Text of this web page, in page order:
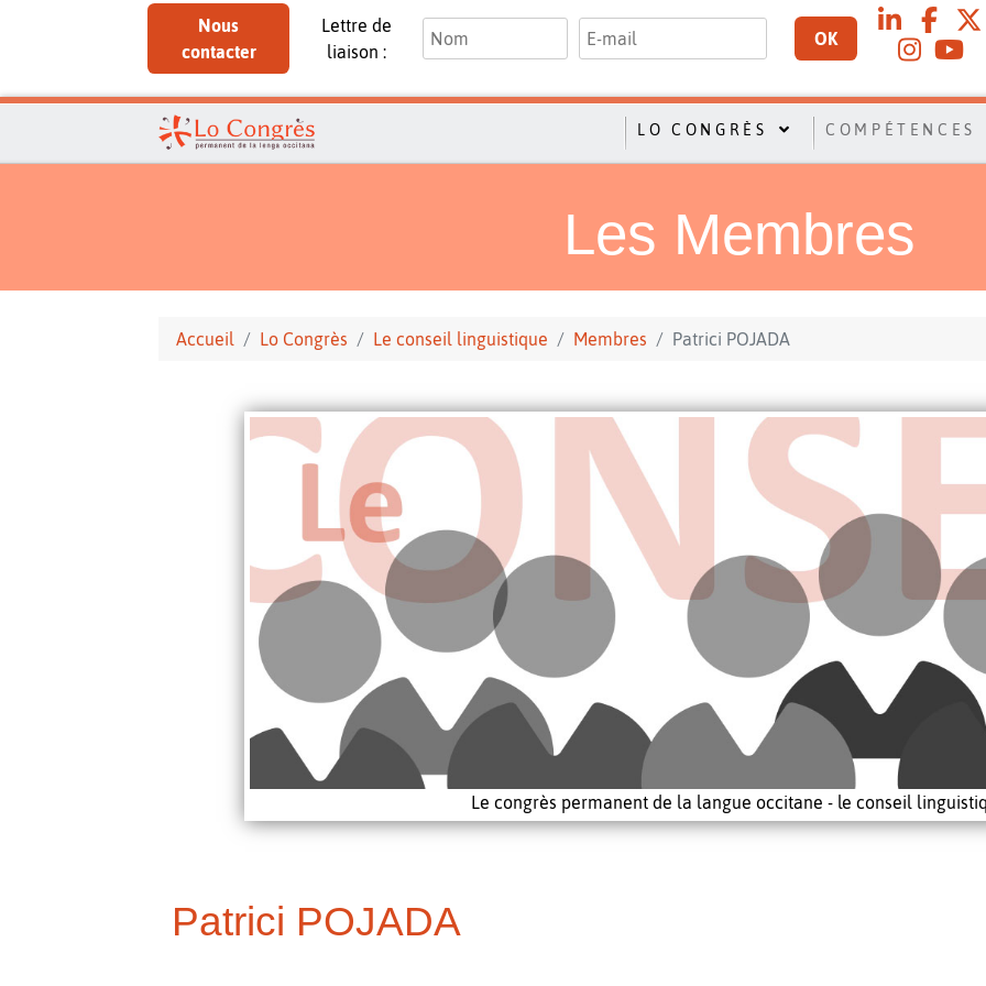
Nous
contacter
Lettre de
liaison :
OK
LO CONGRÈS COMPÉTENCES
Les Membres
Accueil Lo Congrès Le conseil linguistique Membres Patrici POJADA
Le congrès permanent de la langue occitane - le conseil
Patrici POJADA